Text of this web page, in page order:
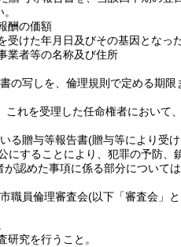
酬の価額
受けた年月日及びその基因となっ
業者等の名称及び住所
の写しを、倫理規則で定める期
れを受理した任命権者において
る贈与等報告書(贈与等により受
にすることにより、犯罪の予防
認めた事項に係る部分については
職員倫理審査会(以下「審査会」
究を行うこと。